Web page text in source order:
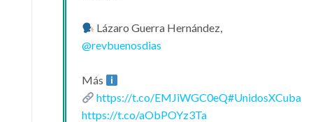
Lázaro Guerra Hernández,
@revbuenosdias
Más
https://t.co/EMJiWGC0eQ#UnidosXCuba
https://t.co/aObPOYz3Ta